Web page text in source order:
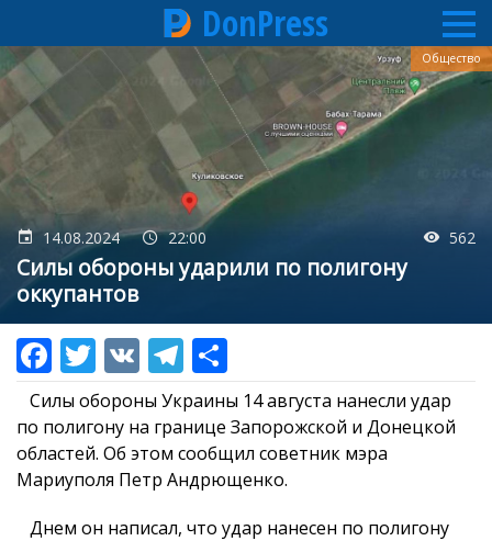
Перейти
к
основному
содержанию
DonPress
14.08.2024 22:00 562
Силы обороны ударили по полигону
оккупантов
Общество
Силы обороны Украины 14 августа нанесли удар
по полигону на границе Запорожской и Донецкой
областей. Об этом сообщил советник мэра
Мариуполя Петр Андрющенко.
Днем он написал, что удар нанесен по полигону